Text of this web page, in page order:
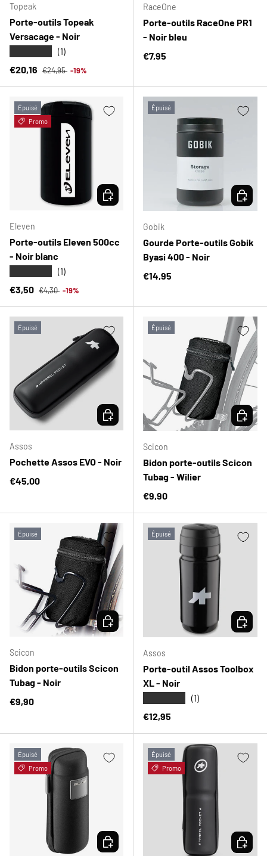
Topeak
Porte-outils Topeak
Versacage - Noir
(1)
Prix soldé
€20,16 Prix habituel
€24,95 -19%
RaceOne
Porte-outils RaceOne PR1
- Noir bleu
Prix habituel
€7,95
Épuisé
Promo
Eleven
Porte-outils Eleven 500cc
- Noir blanc
(1)
Prix soldé
€3,50 Prix habituel
€4,30 -19%
CHOISIR LES OPTIONS
Épuisé
Gobik
Gourde Porte-outils Gobik
Byasi 400 - Noir
Prix habituel
€14,95
Épuisé
Assos
Pochette Assos EVO - Noir
Prix habituel
€45,00
CHOISIR LES OPTIONS
Épuisé
Scicon
Bidon porte-outils Scicon
Tubag - Wilier
Prix habituel
€9,90
Épuisé
Scicon
Bidon porte-outils Scicon
Tubag - Noir
Prix habituel
€9,90
CHOISIR LES OPTIONS
Épuisé
Assos
Porte-outil Assos Toolbox
XL - Noir
(1)
Prix habituel
€12,95
Épuisé
Promo
CHOISIR LES OPTIONS
Épuisé
Promo